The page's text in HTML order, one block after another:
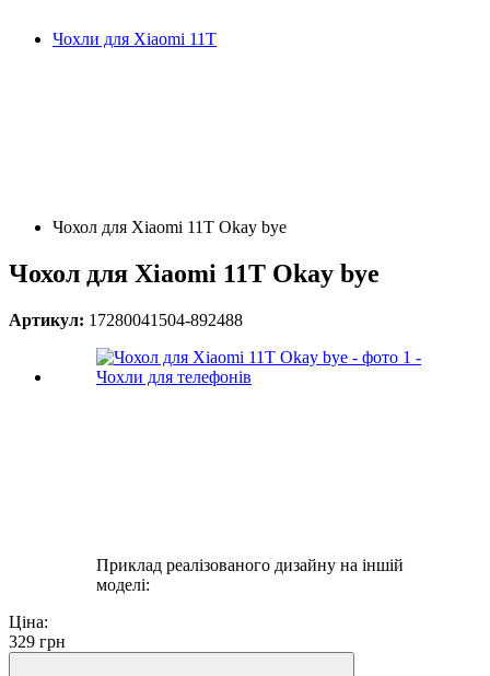
Чохли для Xiaomi 11T
Чохол для Xiaomi 11T Okay bye
Чохол для Xiaomi 11T Okay bye
Артикул: 17280041504-892488
Приклад реалізованого дизайну на іншій
моделі:
Ціна:
329 грн